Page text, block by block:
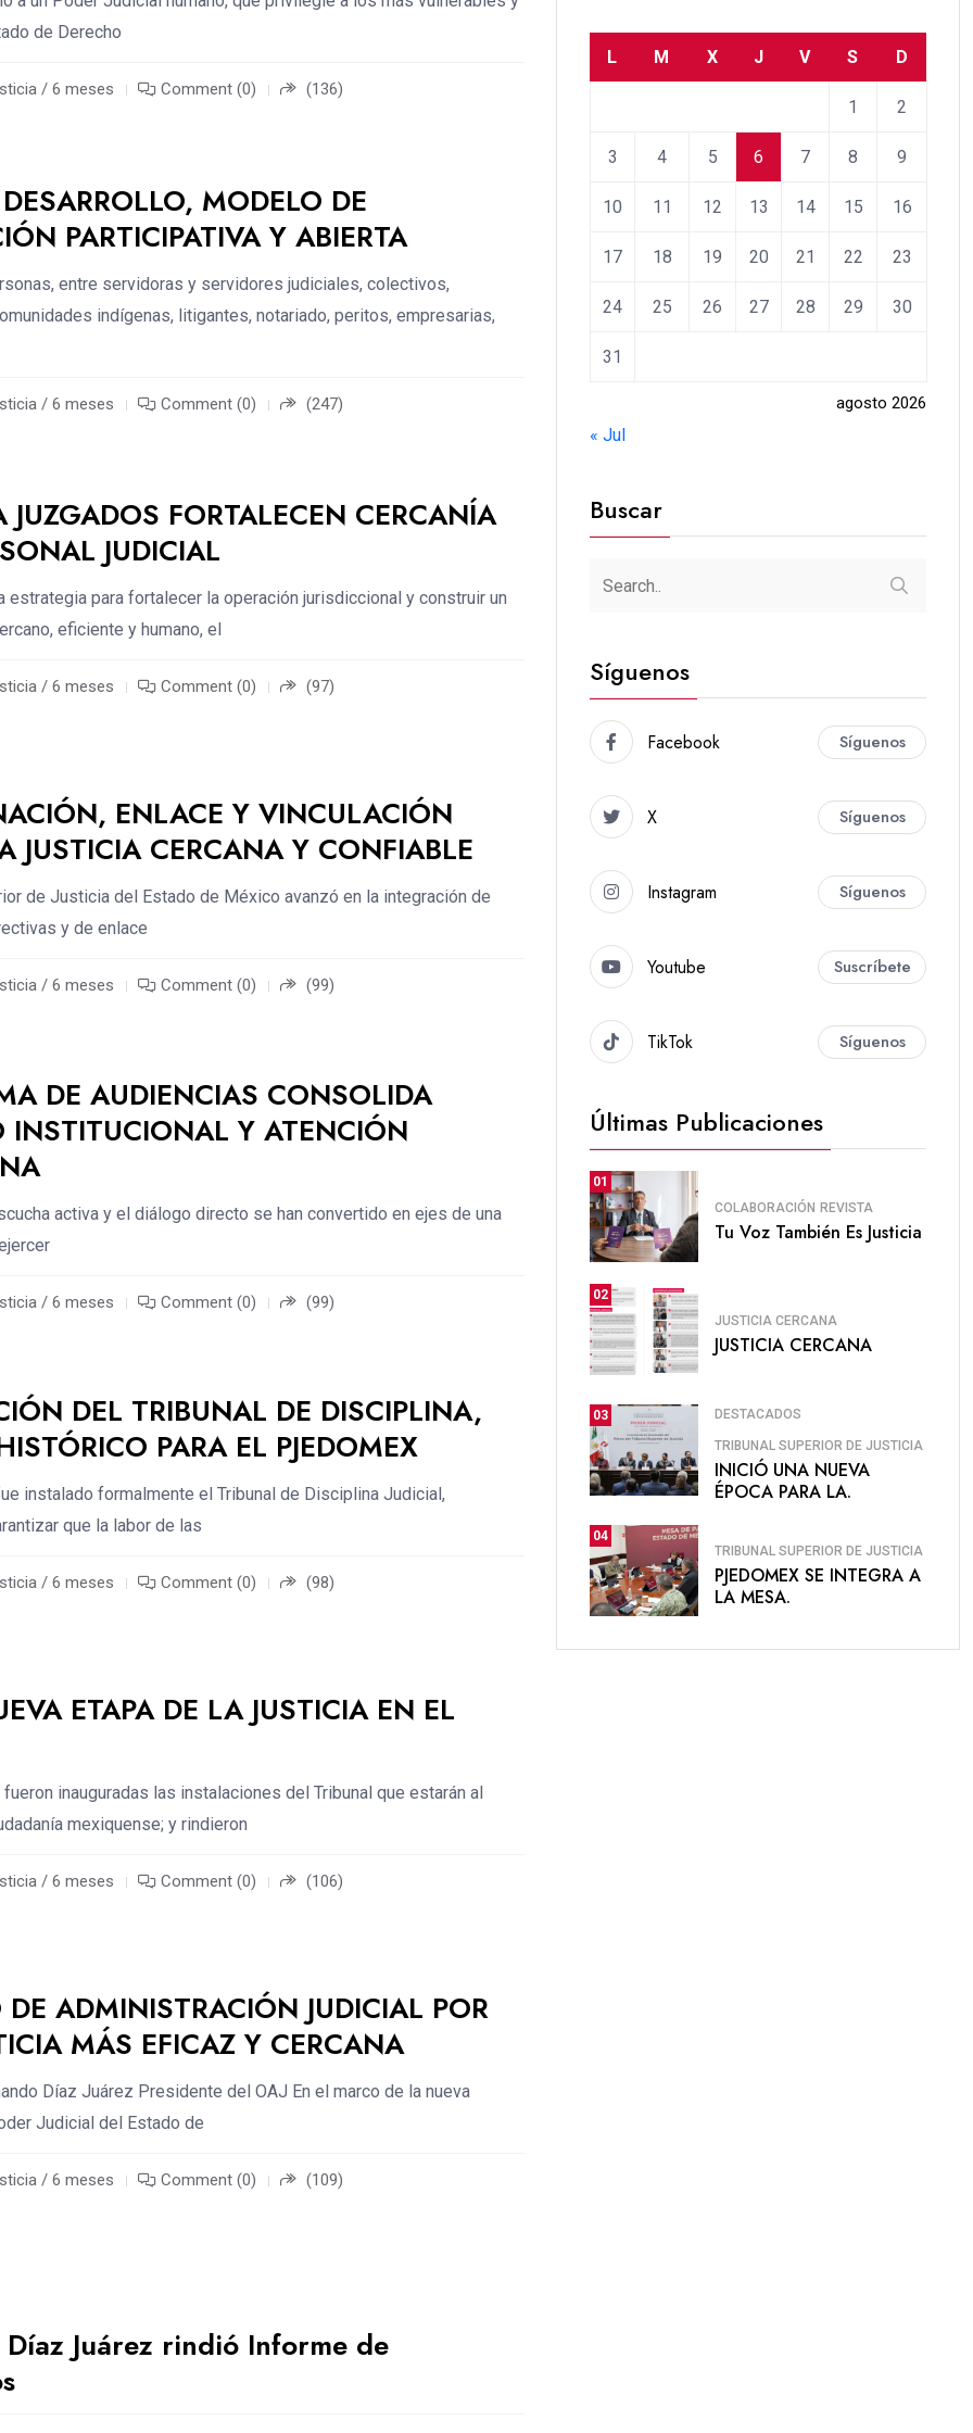
de Derecho
/ 6 meses Comment (0) (136)
MODELO DE
PARTICIPATIVA Y ABIERTA
entre servidoras y servidores judiciales, colectivos,
indígenas, litigantes, notariado, peritos, empresarias,
/ 6 meses Comment (0) (247)
JUZGADOS FORTALECEN CERCANÍA
JUDICIAL
estrategia para fortalecer la operación jurisdiccional y construir un
eficiente y humano, el
/ 6 meses Comment (0) (97)
ENLACE Y VINCULACIÓN
JUSTICIA CERCANA Y CONFIABLE
de Justicia del Estado de México avanzó en la integración de
y de enlace
/ 6 meses Comment (0) (99)
DE AUDIENCIAS CONSOLIDA
INSTITUCIONAL Y ATENCIÓN
activa y el diálogo directo se han convertido en ejes de una
/ 6 meses Comment (0) (99)
DEL TRIBUNAL DE DISCIPLINA,
PARA EL PJEDOMEX
instalado formalmente el Tribunal de Disciplina Judicial,
que la labor de las
/ 6 meses Comment (0) (98)
ETAPA DE LA JUSTICIA EN EL
inauguradas las instalaciones del Tribunal que estarán al
mexiquense; y rindieron
/ 6 meses Comment (0) (106)
ADMINISTRACIÓN JUDICIAL POR
MÁS EFICAZ Y CERCANA
Díaz Juárez Presidente del OAJ En el marco de la nueva
Judicial del Estado de
/ 6 meses Comment (0) (109)
Juárez rindió Informe de
agosto 2026
L M X J V S D
1 2
3 4 5 6 7 8 9
10 11 12 13 14 15 16
17 18 19 20 21 22 23
24 25 26 27 28 29 30
31
« Jul
Buscar
Síguenos
Facebook Síguenos
X Síguenos
Instagram Síguenos
Youtube Suscríbete
TikTok Síguenos
Últimas Publicaciones
01
COLABORACIÓN REVISTA
Tu Voz También Es Justicia
02
JUSTICIA CERCANA
JUSTICIA CERCANA
03 DESTACADOS
TRIBUNAL SUPERIOR DE JUSTICIA
INICIÓ UNA NUEVA
ÉPOCA PARA LA.
04
TRIBUNAL SUPERIOR DE JUSTICIA
PJEDOMEX SE INTEGRA A
LA MESA.